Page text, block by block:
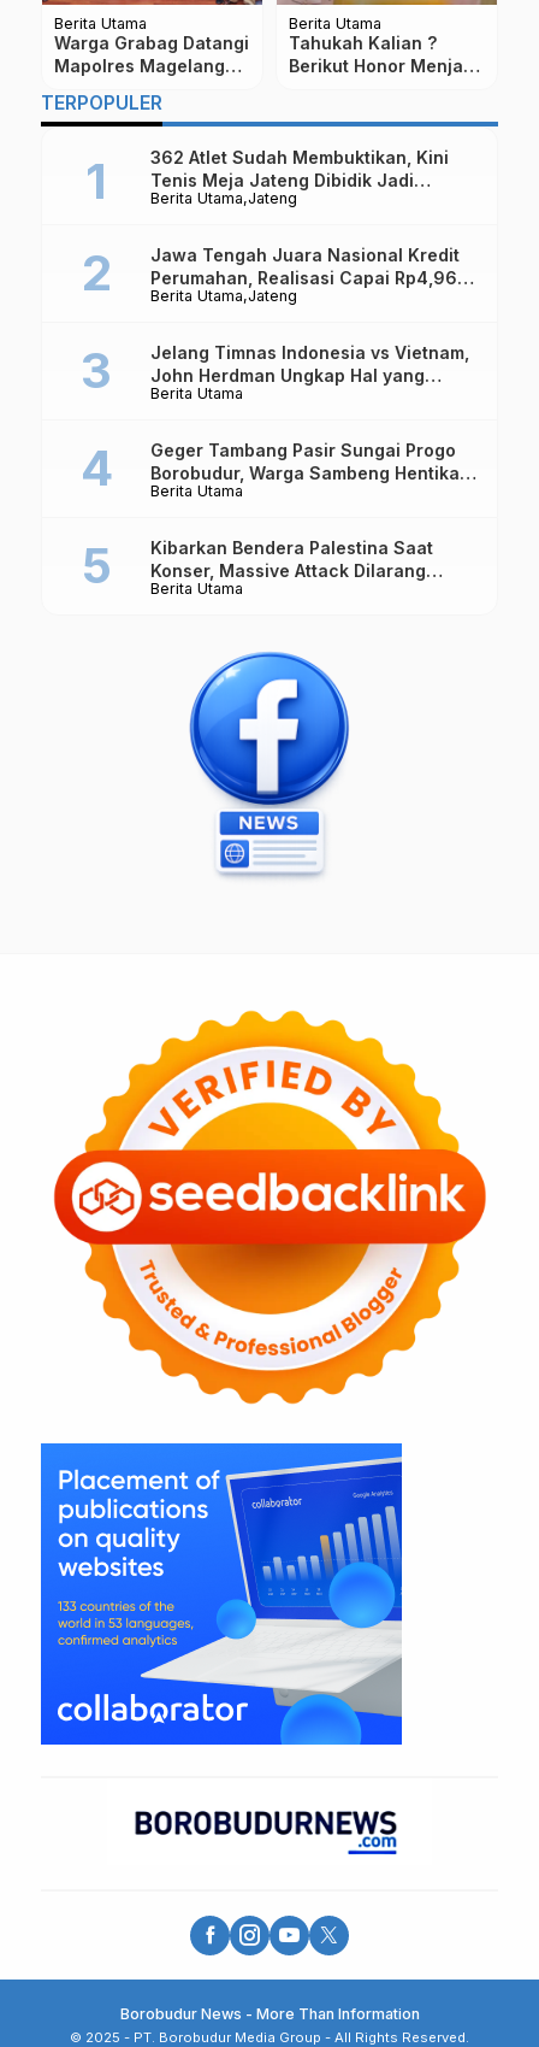
Berita Utama
Warga Grabag Datangi
Mapolres Magelang
Pembunuhan, Ini
Berita Utama
Tahukah Kalian ?
Berikut Honor Menjadi
TERPOPULER
Berita Utama Jateng
362 Atlet Sudah Membuktikan, Kini
Tenis Meja Jateng Dibidik Jadi
Kekuatan Nasional
Berita Utama Jateng
Jawa Tengah Juara Nasional Kredit
Perumahan, Realisasi Capai Rp4,96
Triliun
Berita Utama
Jelang Timnas Indonesia vs Vietnam,
John Herdman Ungkap Hal yang
Dipertaruhkan
Berita Utama
Geger Tambang Pasir Sungai Progo
Borobudur, Warga Sambeng Hentikan
Alat Berat dan Usir Truk
Berita Utama
Kibarkan Bendera Palestina Saat
Konser, Massive Attack Dilarang
Masuk Singapura Lagi
Borobudur News - More Than Information
© 2025 - PT. Borobudur Media Group - All Rights Reserved.